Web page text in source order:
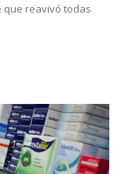
que reavivó todas